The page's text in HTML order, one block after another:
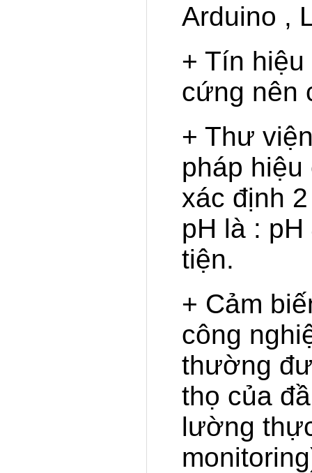
Arduino ,
+ Tín
cứng nên
+ Thư
pháp
xác định
pH là :
tiện.
+ Cảm
công
thường
thọ của
lường
monitoring